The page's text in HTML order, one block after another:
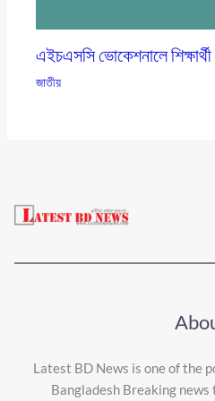
এইচএসসি ভোকেশনালে
জাতীয়
Latest BD News is one of the
Bangladesh Breaking